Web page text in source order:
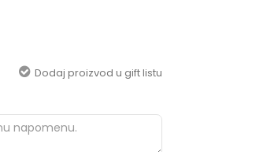
Dodaj proizvod u gift listu
Pišite nam